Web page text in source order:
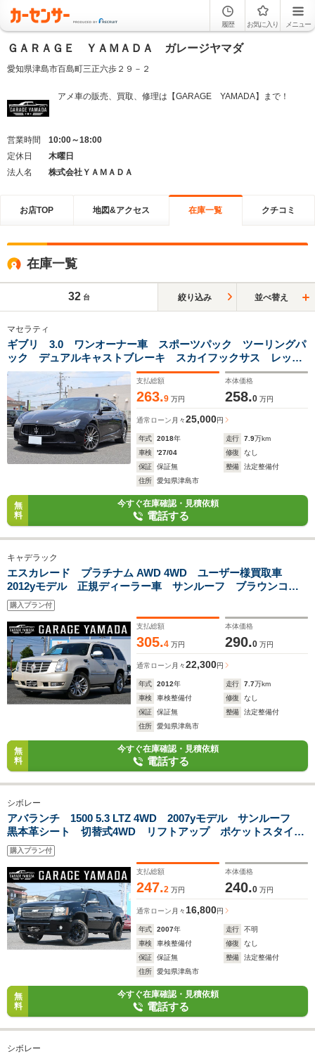
履歴 お気に入り メニュー
ＧＡＲＡＧＥ ＹＡＭＡＤＡ ガレージヤマダ
愛知県津島市百島町三正六歩２９－２
アメ車の販売、買取、修理は【GARAGE YAMADA】まで！
営業時間
10:00～18:00
定休日
木曜日
法人名
株式会社ＹＡＭＡＤＡ
お店TOP 地図&アクセス 在庫一覧 クチコミ
在庫一覧
32 台 絞り込み 並べ替え
マセラティ
ギブリ 3.0 ワンオーナー車 スポーツパック ツーリングパ
ック デュアルキャストブレーキ スカイフックサス レッド
キャリパー 純正ナビ サンルーフ 赤革パワーシート&ヒー
ター パドルシフト パワートランク DSRC
支払総額
263.9 万円
本体価格
258.0 万円
通常ローン 月々25,000円
年式 2018年 走行 7.9万km
車検
'27/04 修復
なし
保証
保証無 整備
法定整備付
住所
愛知県津島市
無
料
今すぐ在庫確認・見積依頼
電話する
キャデラック
エスカレード プラチナム AWD 4WD ユーザー様買取車
2012yモデル 正規ディーラー車 サンルーフ ブラウンココ
ア本革シート Hot&Coolドリンクホルダー 純正22インチ
AW フルセグTVナビ フリップダウンモニター バックカメ
ラ
購入プラン付
支払総額
305.4 万円
本体価格
290.0 万円
通常ローン 月々22,300円
年式 2012年 走行 7.7万km
車検
車検整備付 修復
なし
保証
保証無 整備
法定整備付
住所
愛知県津島市
無
料
今すぐ在庫確認・見積依頼
電話する
シボレー
アバランチ 1500 5.3 LTZ 4WD 2007yモデル サンルーフ
黒本革シート 切替式4WD リフトアップ ポケットスタイル
オーバーフェンダー HELO20インチAW フルセグTVナビ
バックカメラ Bluetoothオーディオ
購入プラン付
支払総額
247.2 万円
本体価格
240.0 万円
通常ローン 月々 16,800円
年式 2007年 走行
不明
車検
車検整備付 修復
なし
保証
保証無 整備
法定整備付
住所
愛知県津島市
無
料
今すぐ在庫確認・見積依頼
電話する
シボレー